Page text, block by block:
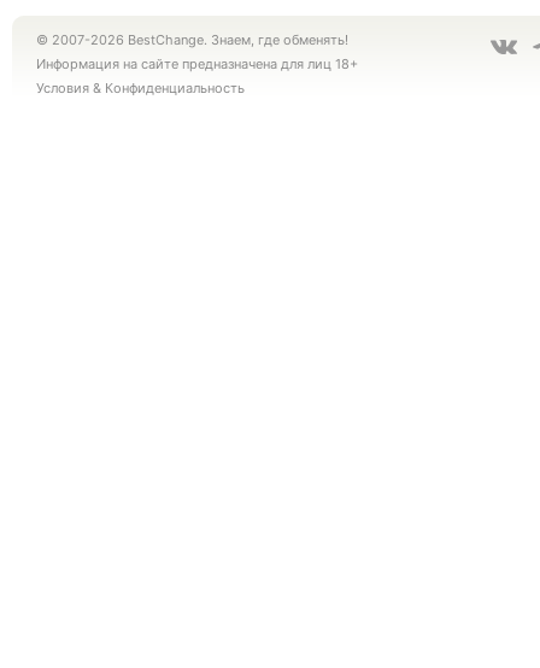
© 2007-2026 BestChange. Знаем, где обменять!
Информация на сайте предназначена для лиц 18+
Условия & Конфиденциальность